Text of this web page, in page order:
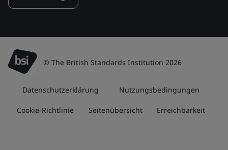
© The British Standards Institution 2026
Datenschutzerklärung Nutzungsbedingungen
Cookie-Richtlinie Seitenübersicht Erreichbarkeit